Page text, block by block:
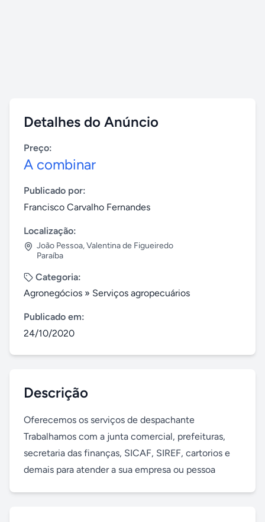
Detalhes do Anúncio
Preço:
A combinar
Publicado por:
Francisco Carvalho Fernandes
Localização:
João Pessoa,Valentina de Figueiredo
Paraíba
Categoria:
Agronegócios » Serviços agropecuários
Publicado em:
24/10/2020
Descrição
Oferecemos os serviços de despachante
Trabalhamos com a junta comercial, prefeituras,
secretaria das finanças, SICAF, SIREF, cartorios e
demais para atender a sua empresa ou pessoa